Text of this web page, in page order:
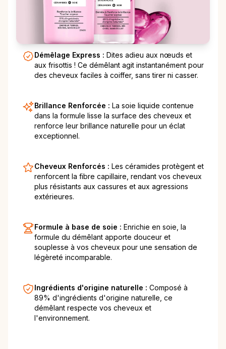
Démêlage Express : Dites adieu aux nœuds et
aux frisottis ! Ce démêlant agit instantanément pour
des cheveux faciles à coiffer, sans tirer ni casser.
Brillance Renforcée : La soie liquide contenue
dans la formule lisse la surface des cheveux et
renforce leur brillance naturelle pour un éclat
exceptionnel.
Cheveux Renforcés : Les céramides protègent et
renforcent la fibre capillaire, rendant vos cheveux
plus résistants aux cassures et aux agressions
extérieures.
Formule à base de soie : Enrichie en soie, la
formule du démêlant apporte douceur et
souplesse à vos cheveux pour une sensation de
légèreté incomparable.
Ingrédients d'origine naturelle : Composé à
89% d'ingrédients d'origine naturelle, ce
démêlant respecte vos cheveux et
l'environnement.